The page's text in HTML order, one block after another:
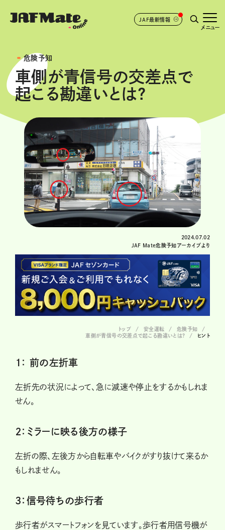
JAF最新情報
メニュー
危険予知
車側が青信号の交差点で
起こる勘違いとは?
2024.07.02
JAF Mate危険予知アーカイブより
トップ 安全運転
危険予知
車側が青信号の交差点で起こる勘違いとは?
ヒント
１： 前の左折車
左折先の状況によって、急に減速や停止をするかもしれま
せん。
２：ミラーに映る後方の様子
左折の際、左後方から自転車やバイクがすり抜けて来るか
もしれません。
3：信号待ちの歩行者
歩行者がスマートフォンを見ています。歩行者用信号機が